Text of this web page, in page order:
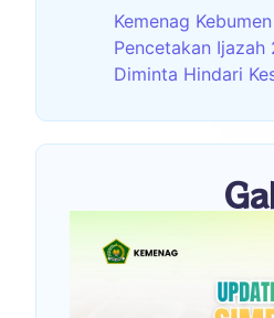
Kemenag
Pencetakan Ijazah
Diminta Hindari